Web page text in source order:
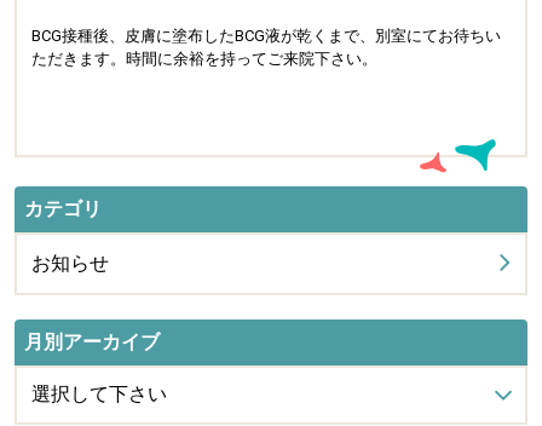
BCG接種後、皮膚に塗布したBCG液が乾くまで、別室にてお待ちい
ただきます。時間に余裕を持ってご来院下さい。
カテゴリ
お知らせ
月別アーカイブ